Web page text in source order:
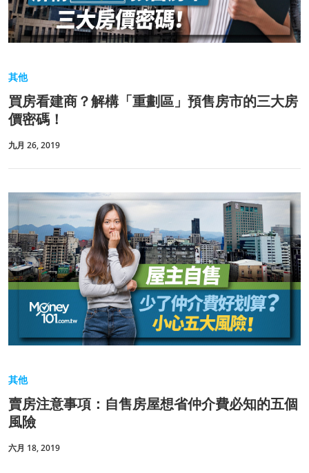
其他
買房看建商？解構「重劃區」預售房市的三大房
價密碼！
九月 26, 2019
其他
賣房注意事項：自售房屋想省仲介費必知的五個
風險
六月 18, 2019